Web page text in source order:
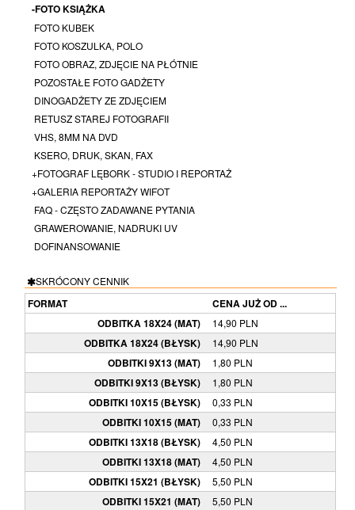
-FOTO KSIĄŻKA
FOTO KUBEK
FOTO KOSZULKA, POLO
FOTO OBRAZ, ZDJĘCIE NA PŁÓTNIE
POZOSTAŁE FOTO GADŻETY
DINOGADŻETY ZE ZDJĘCIEM
RETUSZ STAREJ FOTOGRAFII
VHS, 8MM NA DVD
KSERO, DRUK, SKAN, FAX
+FOTOGRAF LĘBORK - STUDIO I REPORTAŻ
+GALERIA REPORTAŻY WIFOT
FAQ - CZĘSTO ZADAWANE PYTANIA
GRAWEROWANIE, NADRUKI UV
DOFINANSOWANIE
SKRÓCONY CENNIK
FORMAT
CENA JUŻ OD ...
ODBITKA 18X24 (MAT)
14,90 PLN
ODBITKA 18X24 (BŁYSK) 14,90 PLN
ODBITKI 9X13 (MAT) 1,80 PLN
ODBITKI 9X13 (BŁYSK) 1,80 PLN
ODBITKI 10X15 (BŁYSK) 0,33 PLN
ODBITKI 10X15 (MAT) 0,33 PLN
ODBITKI 13X18 (BŁYSK) 4,50 PLN
ODBITKI 13X18 (MAT) 4,50 PLN
ODBITKI 15X21 (BŁYSK) 5,50 PLN
ODBITKI 15X21 (MAT) 5,50 PLN